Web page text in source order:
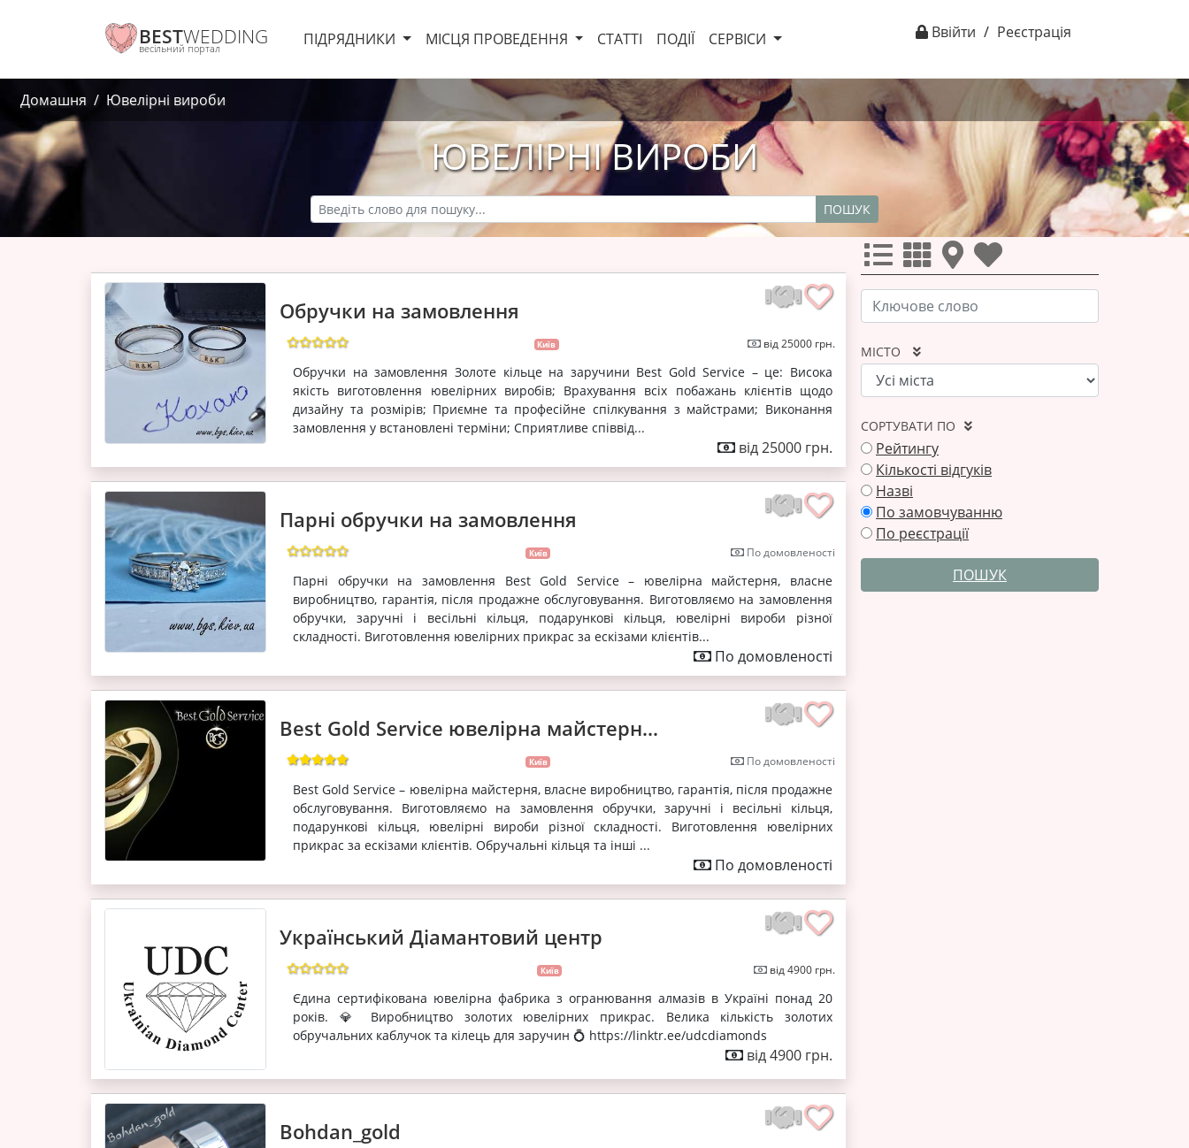
BESTWEDDING
весільний портал ПІДРЯДНИКИ МІСЦЯ ПРОВЕДЕННЯ СТАТТІ ПОДІЇ СЕРВІСИ Ввійти / Реєстрація
Домашня Ювелірні вироби
ЮВЕЛІРНІ ВИРОБИ
ПОШУК
МІСТО
СОРТУВАТИ ПО
Рейтингу
Кількості відгуків
Назві
По замовчуванню
По реєстрації
ПОШУК
Обручки на замовлення
Київ від 25000 грн.
Обручки на замовлення Золоте кільце на заручини Best Gold Service – це: Висока
якість виготовлення ювелірних виробів; Врахування всіх побажань клієнтів щодо
дизайну та розмірів; Приємне та професійне спілкування з майстрами; Виконання
замовлення у встановлені терміни; Сприятливе співвід...
від 25000 грн.
Парні обручки на замовлення
Київ По домовленості
Парні обручки на замовлення Best Gold Service – ювелірна майстерня, власне
виробництво, гарантія, після продажне обслуговування. Виготовляємо на замовлення
обручки, заручні і весільні кільця, подарункові кільця, ювелірні вироби різної
складності. Виготовлення ювелірних прикрас за ескізами клієнтів...
По домовленості
Best Gold Service ювелірна майстерн...
Київ По домовленості
Best Gold Service – ювелірна майстерня, власне виробництво, гарантія, після продажне
обслуговування. Виготовляємо на замовлення обручки, заручні і весільні кільця,
подарункові кільця, ювелірні вироби різної складності. Виготовлення ювелірних
прикрас за ескізами клієнтів. Обручальні кільця та інші ...
По домовленості
Український Діамантовий центр
Київ від 4900 грн.
Єдина сертифікована ювелірна фабрика з огранювання алмазів в Україні понад 20
років. 💎 Виробництво золотих ювелірних прикрас. Велика кількість золотих
обручальних каблучок та кілець для заручин 💍 https://linktr.ee/udcdiamonds
від 4900 грн.
Bohdan_gold